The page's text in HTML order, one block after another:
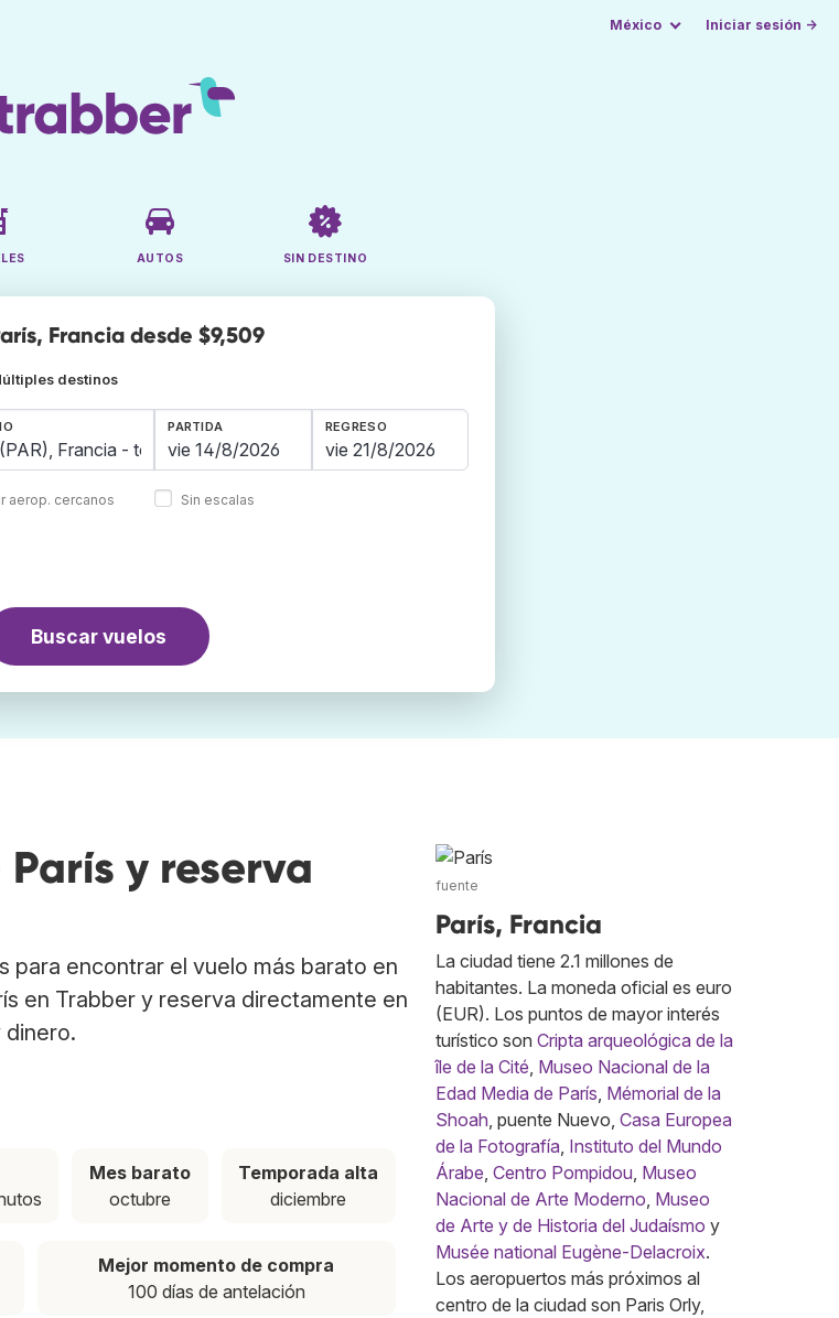
México Iniciar sesión →
AUTOS SIN DESTINO
Francia desde $9,509
destinos
aerop. cercanos
PARTIDA REGRESO
Sin escalas
Buscar vuelos
y reserva
para encontrar el vuelo más barato en
en Trabber y reserva directamente en
Mes barato
octubre
Temporada alta
diciembre
Mejor momento de compra
100 días de antelación
fuente
París, Francia
La ciudad tiene 2.1 millones de
habitantes. La moneda oficial es euro
(EUR). Los puntos de mayor interés
turístico son Cripta arqueológica de la
île de la Cité, Museo Nacional de la
Edad Media de París, Mémorial de la
Shoah, puente Nuevo, Casa Europea
de la Fotografía, Instituto del Mundo
Árabe, Centro Pompidou, Museo
Nacional de Arte Moderno, Museo
de Arte y de Historia del Judaísmo y
Musée national Eugène-Delacroix.
Los aeropuertos más próximos al
centro de la ciudad son Paris Orly,